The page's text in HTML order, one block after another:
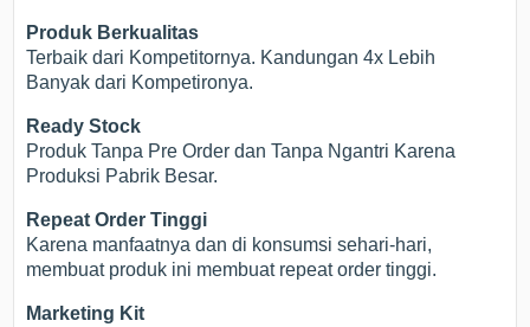
Produk Berkualitas
Terbaik dari Kompetitornya. Kandungan 4x Lebih
Banyak dari Kompetironya.
Ready Stock
Produk Tanpa Pre Order dan Tanpa Ngantri Karena
Produksi Pabrik Besar.
Repeat Order Tinggi
Karena manfaatnya dan di konsumsi sehari-hari,
membuat produk ini membuat repeat order tinggi.
Marketing Kit